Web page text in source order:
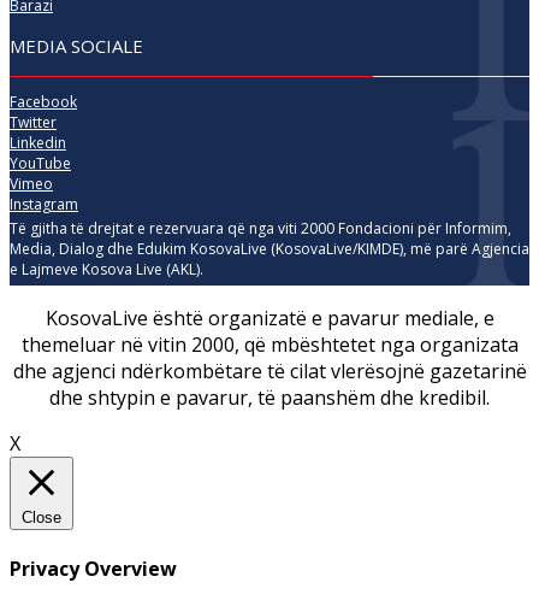
Barazi
MEDIA SOCIALE
Facebook
Twitter
Linkedin
YouTube
Vimeo
Instagram
Të gjitha të drejtat e rezervuara që nga viti 2000 Fondacioni për Informim,
Media, Dialog dhe Edukim KosovaLive (KosovaLive/KIMDE), më parë Agjencia
e Lajmeve Kosova Live (AKL).
KosovaLive është organizatë e pavarur mediale, e
themeluar në vitin 2000, që mbështetet nga organizata
dhe agjenci ndërkombëtare të cilat vlerësojnë gazetarinë
dhe shtypin e pavarur, të paanshëm dhe kredibil.
X
Close
Privacy Overview